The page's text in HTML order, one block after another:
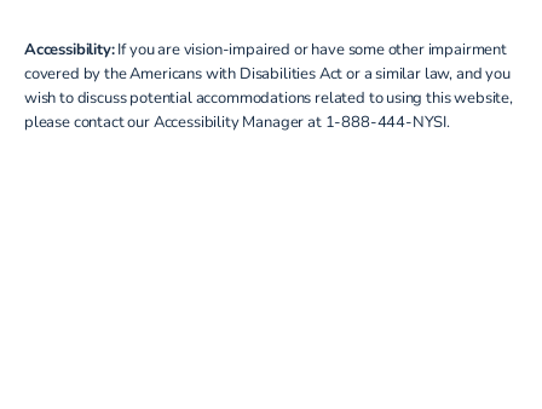
Accessibility:If you are vision-impaired or have some other impairment
covered by the Americans with Disabilities Act or a similar law, and you
wish to discuss potential accommodations related to using this website,
please contact our Accessibility Manager at 1-888-444-NYSI.